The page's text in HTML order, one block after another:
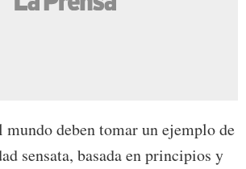
mundo deben tomar un ejemplo de
sensata, basada en principios y